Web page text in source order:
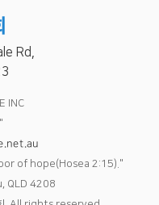
Rd,
INC
of hope(Hosea 2:15)."
QLD 4208